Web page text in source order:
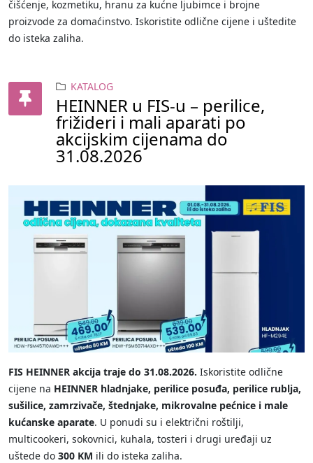
čišćenje, kozmetiku, hranu za kućne ljubimce i brojne
proizvode za domaćinstvo. Iskoristite odlične cijene i uštedite
do isteka zaliha.
KATALOG
HEINNER u FIS-u – perilice,
frižideri i mali aparati po
akcijskim cijenama do
31.08.2026
FIS HEINNER akcija traje do 31.08.2026. Iskoristite odlične
cijene na HEINNER hladnjake, perilice posuđa, perilice rublja,
sušilice, zamrzivače, štednjake, mikrovalne pećnice i male
kućanske aparate. U ponudi su i električni roštilji,
multicookeri, sokovnici, kuhala, tosteri i drugi uređaji uz
uštede do 300 KM ili do isteka zaliha.